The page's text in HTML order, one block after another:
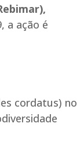
a ação é